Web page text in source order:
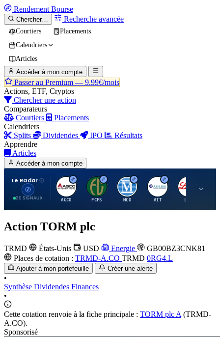
Rendement Bourse
Chercher… Recherche avancée
Courtiers
Placements
Calendriers
Articles
Accéder à mon compte
Passer au Premium — 9.99€/mois
Actions, ETF, Cryptos
Chercher une action
Comparateurs
Courtiers
Placements
Calendriers
Splits
Dividendes IPO
Résultats
Apprendre
Articles
Accéder à mon compte
Le Radar
20 SIGNAUX
A
AGCO
F
FCFS
M
MCO
A
AIT
Action TORM plc
TRMD États-Unis USD Energie
GB00BZ3CNK81
Places de cotation : TRMD-A.CO TRMD 0RG4.L
Ajouter à mon portefeuille Créer une alerte
•
Synthèse Dividendes Finances
•
Cette cotation renvoie à la fiche principale : TORM plc A (TRMD-
A.CO).
Sponsorisé